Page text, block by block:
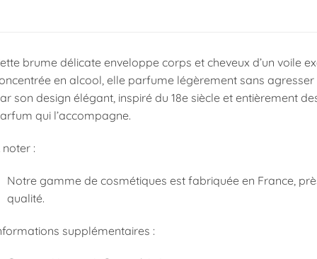
brume délicate enveloppe corps et cheveux d’un voile
en alcool, elle parfume légèrement sans
son design élégant, inspiré du 18e siècle et entièrement
qui l’accompagne.
noter :
Notre gamme de cosmétiques est fabriquée en France,
qualité.
supplémentaires :